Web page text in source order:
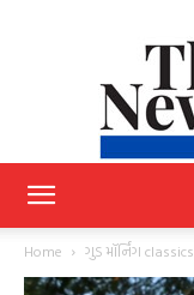
Home ગુડ મૉર્નિંગ classics